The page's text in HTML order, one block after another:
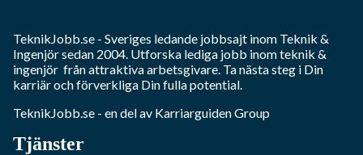
TeknikJobb.se - Sveriges ledande jobbsajt inom Teknik &
Ingenjörsedan 2004. Utforska lediga jobb inomteknik &
ingenjör från attraktiva arbetsgivare. Ta nästa steg i Din
karriär och förverkliga Din fulla potential.
TeknikJobb.se - en del av Karriarguiden Group
Tjänster